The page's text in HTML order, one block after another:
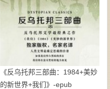
《反乌托邦三部曲：1984+美妙
的新世界+我们》-epub